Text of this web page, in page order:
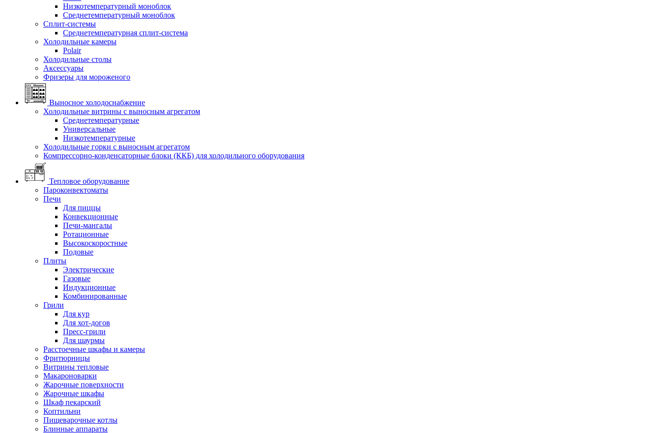
Низкотемпературный моноблок
Среднетемпературный моноблок
Сплит-системы
Среднетемпературная сплит-система
Холодильные камеры
Polair
Холодильные столы
Аксессуары
Фризеры для мороженого
Выносное холодоснабжение
Холодильные витрины с выносным агрегатом
Среднетемпературные
Универсальные
Низкотемпературные
Холодильные горки с выносным агрегатом
Компрессорно-конденсаторные блоки (ККБ) для холодильного оборудования
Тепловое оборудование
Пароконвектоматы
Печи
Для пиццы
Конвекционные
Печи-мангалы
Ротационные
Высокоскоростные
Подовые
Плиты
Электрические
Газовые
Индукционные
Комбинированные
Грили
Для кур
Для хот-догов
Пресс-грили
Для шаурмы
Расстоечные шкафы и камеры
Фритюрницы
Витрины тепловые
Макароноварки
Жарочные поверхности
Жарочные шкафы
Шкаф пекарский
Коптильни
Пищеварочные котлы
Блинные аппараты